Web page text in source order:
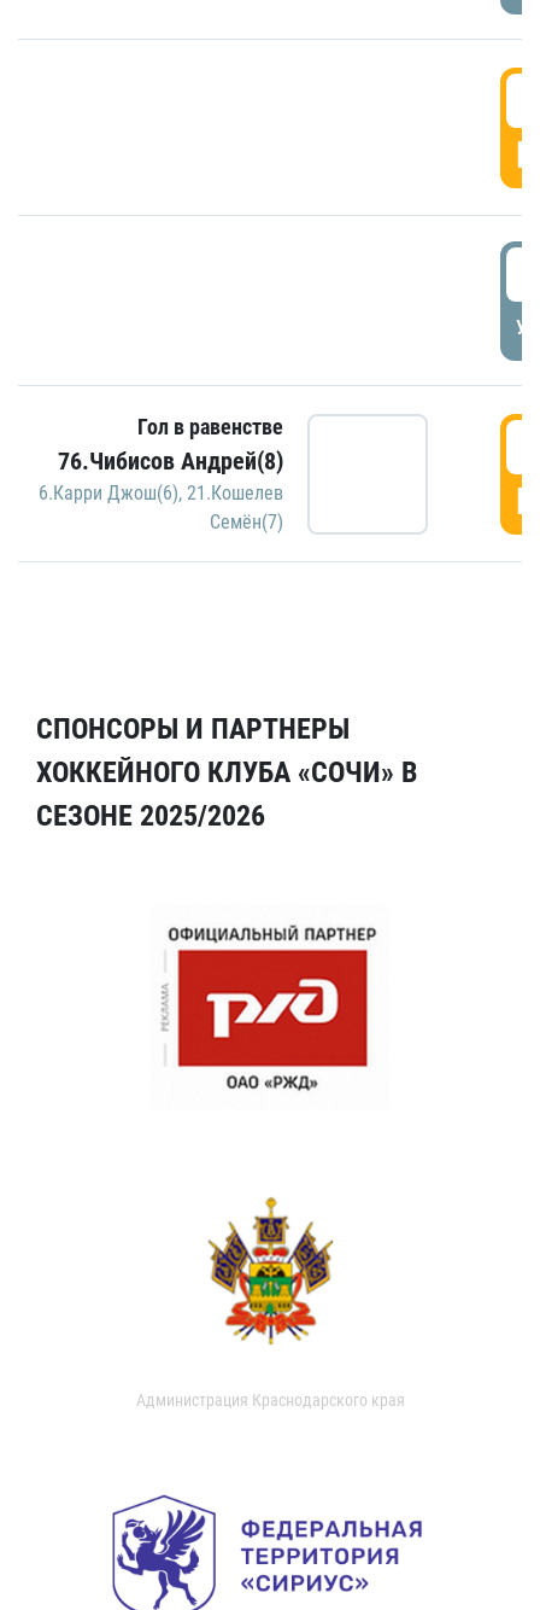
Гол в равенстве
76.Чибисов Андрей(8)
6.Карри Джош(6), 21.Кошелев
Семён(7)
СПОНСОРЫ И ПАРТНЕРЫ
ХОККЕЙНОГО КЛУБА «СОЧИ» В
СЕЗОНЕ 2025/2026
Администрация Краснодарского края